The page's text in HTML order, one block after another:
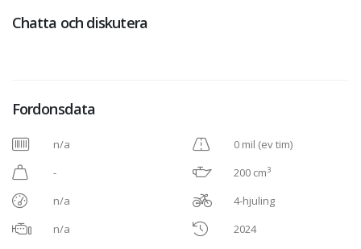
Chatta och diskutera
Fordonsdata
n/a
-
n/a
n/a
0 mil (ev tim)
200 cm3
4-hjuling
2024